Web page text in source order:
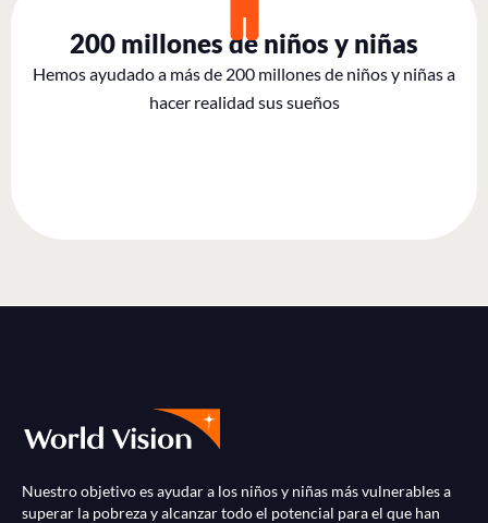
200 millones de niños y niñas
Hemos ayudado a más de 200 millones de niños y niñas a
hacer realidad sus sueños
Nuestro objetivo es ayudar a los niños y niñas más vulnerables a
superar la pobreza y alcanzar todo el potencial para el que han